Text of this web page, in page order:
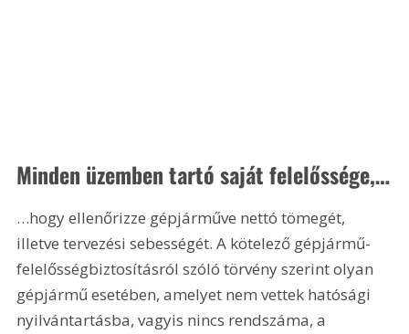
Minden üzemben tartó saját felelőssége,…
…hogy ellenőrizze gépjárműve nettó tömegét,
illetve tervezési sebességét. A kötelező gépjármű-
felelősségbiztosításról szóló törvény szerint olyan
gépjármű esetében, amelyet nem vettek hatósági
nyilvántartásba, vagyis nincs rendszáma, a